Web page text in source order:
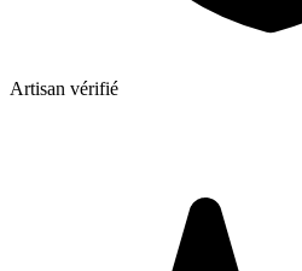
Artisan vérifié